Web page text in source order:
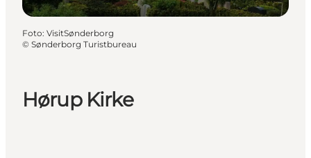
Hørup Kirke
Foto: VisitSønderborg
© Sønderborg Turistbureau